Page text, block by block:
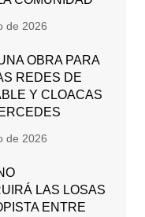
de 2026
OBRA PARA
REDES DE
Y CLOACAS
de 2026
LAS LOSAS
ENTRE